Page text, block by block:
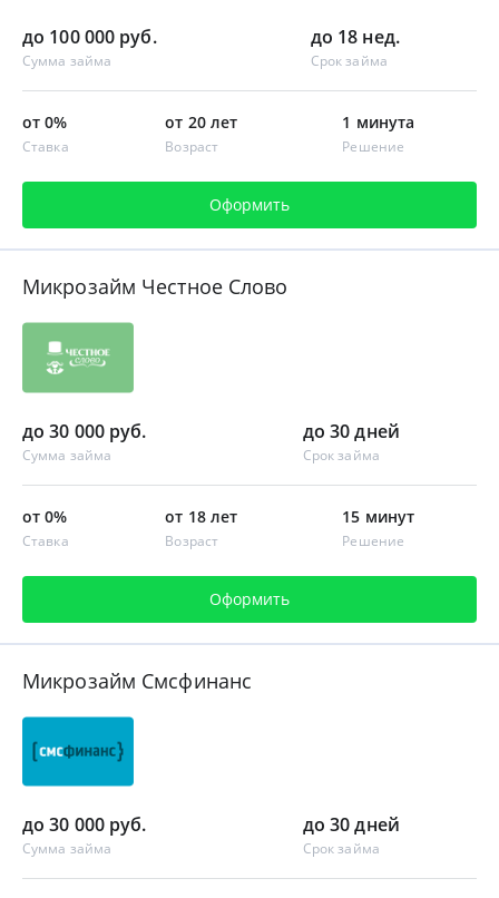
до 100 000 руб.
Сумма займа
до 18 нед.
Срок займа
от 0%
Ставка
от 20 лет
Возраст
1 минута
Решение
Оформить
Микрозайм Честное Слово
до 30 000 руб.
Сумма займа
до 30 дней
Срок займа
от 0%
Ставка
от 18 лет
Возраст
15 минут
Решение
Оформить
Микрозайм Смсфинанс
до 30 000 руб.
Сумма займа
до 30 дней
Срок займа